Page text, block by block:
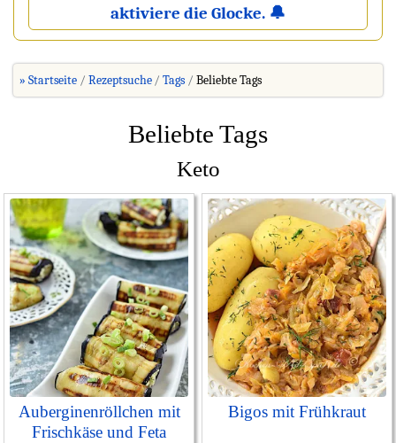
aktiviere die Glocke. 🔔
» Startseite Rezeptsuche Tags Beliebte Tags
Beliebte Tags
Keto
Auberginenröllchen mit
Frischkäse und Feta
Bigos mit Frühkraut